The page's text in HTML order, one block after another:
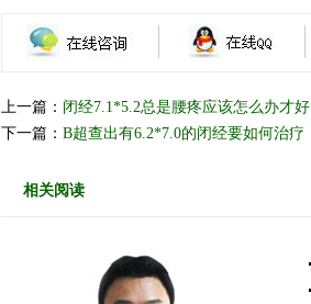
上一篇： 闭经7.1*5.2总是腰疼应该怎么办才好
下一篇： B超查出有6.2*7.0的闭经要如何治疗
相关阅读